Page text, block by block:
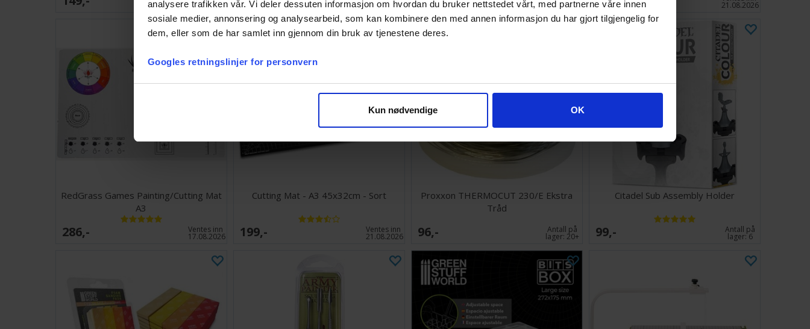
analysere trafikken vår. Vi deler dessuten informasjon om hvordan du bruker nettstedet vårt, med partnerne våre innen
sosiale medier, annonsering og analysearbeid, som kan kombinere den med annen informasjon du har gjort tilgjengelig for
dem, eller som de har samlet inn gjennom din bruk av tjenestene deres.
Googles retningslinjer for personvern
Kun nødvendige OK
lager:4 lager: 2 lager:1 21.08.2026
RedGrass Games Painting/Cutting Mat
A3
286,- Ventes inn
17.08.2026
Cutting Mat - A3 45x32cm - Sort
199,- Ventes inn
21.08.2026
Proxxon THERMOCUT 230/E Ekstra
Tråd
96,- Antall på
lager:20+
Citadel Sub Assembly Holder
99,- Antall på
lager:6